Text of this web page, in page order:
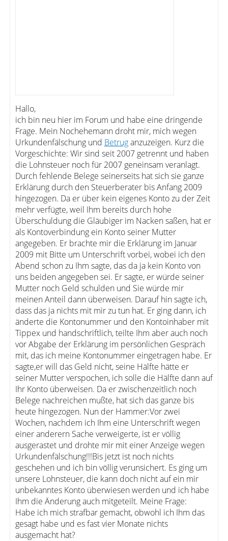
Hallo,
ich bin neu hier im Forum und habe eine dringende
Frage. Mein Nochehemann droht mir, mich wegen
Urkundenfälschung und Betruganzuzeigen. Kurz die
Vorgeschichte: Wir sind seit 2007 getrennt und haben
die Lohnsteuer noch für 2007 geneinsam veranlagt.
Durch fehlende Belege seinerseits hat sich sie ganze
Erklärung durch den Steuerberater bis Anfang 2009
hingezogen. Da er über kein eigenes Konto zu der Zeit
mehr verfügte, weil Ihm bereits durch hohe
Überschuldung die Gläubiger im Nacken saßen, hat er
als Kontoverbindung ein Konto seiner Mutter
angegeben. Er brachte mir die Erklärung im Januar
2009 mit Bitte um Unterschrift vorbei, wobei ich den
Abend schon zu Ihm sagte, das da ja kein Konto von
uns beiden angegeben sei. Er sagte, er würde seiner
Mutter noch Geld schulden und Sie würde mir
meinen Anteil dann überweisen. Darauf hin sagte ich,
dass das ja nichts mit mir zu tun hat. Er ging dann, ich
änderte die Kontonummer und den Kontoinhaber mit
Tippex und handschriftlich, teilte Ihm aber auch noch
vor Abgabe der Erklärung im persönlichen Gespräch
mit, das ich meine Kontonummer eingetragen habe. Er
sagte,er will das Geld nicht, seine Hälfte hätte er
seiner Mutter verspochen, ich solle die Hälfte dann auf
Ihr Konto überweisen. Da er zwischenzeitlich noch
Belege nachreichen mußte, hat sich das ganze bis
heute hingezogen. Nun der Hammer:Vor zwei
Wochen, nachdem ich Ihm eine Unterschrift wegen
einer anderern Sache verweigerte, ist er völlig
ausgerastet und drohte mir mit einer Anzeige wegen
Urkundenfälschung!!!Bis jetzt ist noch nichts
geschehen und ich bin völlig verunsichert. Es ging um
unsere Lohnsteuer, die kann doch nicht auf ein mir
unbekanntes Konto überwiesen werden und ich habe
Ihm die Änderung auch mitgeteilt. Meine Frage:
Habe ich mich strafbar gemacht, obwohl ich Ihm das
gesagt habe und es fast vier Monate nichts
ausgemacht hat?